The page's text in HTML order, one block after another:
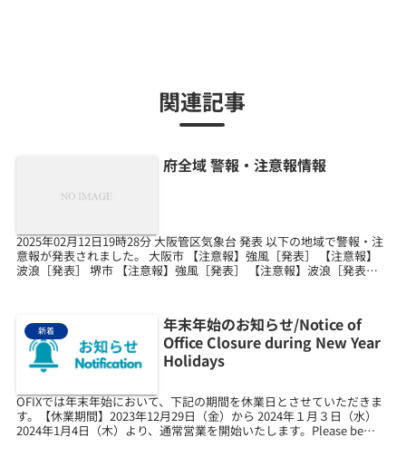
関連記事
府全域 警報・注意報情報
2025年02月12日19時28分 大阪管区気象台 発表 以下の地域で警報・注
意報が発表されました。 大阪市 【注意報】強風［発表］ 【注意報】
波浪［発表］ 堺市 【注意報】強風［発表］ 【注意報】波浪［発表］
新着
年末年始のお知らせ/Notice of
Office Closure during New Year
Holidays
OFIXでは年末年始において、下記の期間を休業日とさせていただきま
す。【休業期間】2023年12月29日（金）から 2024年１月３日（水）
2024年1月4日（木）より、通常営業を開始いたします。Please be